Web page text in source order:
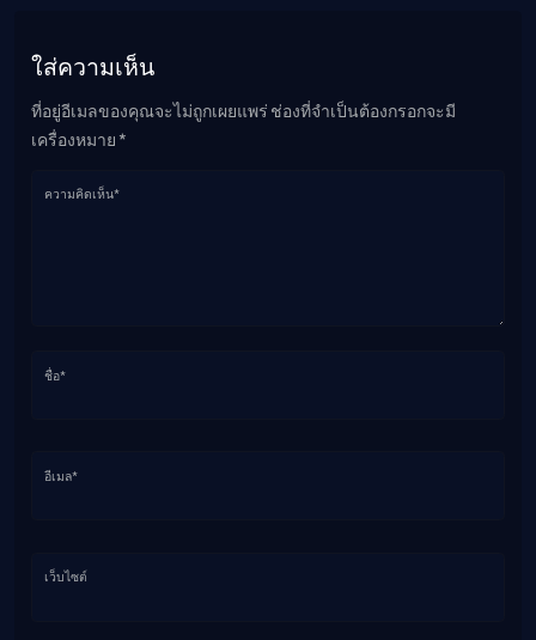
ใส่ความเห็น
ที่อยู่อีเมลของคุณจะไม่ถูกเผยแพร่ ช่องที่จำเป็นต้องกรอกจะมี
เครื่องหมาย *
ความคิดเห็น*
ชื่อ*
อีเมล*
เว็บไซต์